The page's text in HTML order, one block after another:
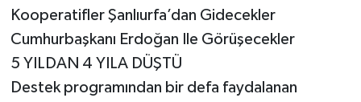
Kooperatifler Şanlıurfa’dan Gidecekler
Cumhurbaşkanı Erdoğan Ile Görüşecekler
5 YILDAN 4 YILA DÜŞTÜ
Destek programından bir defa faydalanan